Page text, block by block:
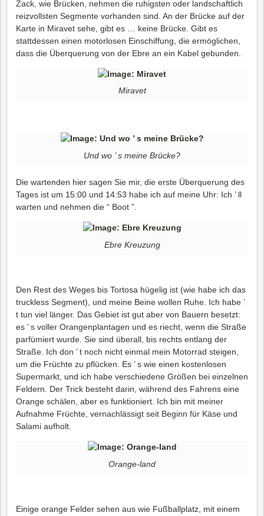
Zack, wie Brücken, nehmen die ruhigsten oder landschaftlich
reizvollsten Segmente vorhanden sind. An der Brücke auf der
Karte in Miravet sehe, gibt es … keine Brücke. Gibt es
stattdessen einen motorlosen Einschiffung, die ermöglichen,
dass die Überquerung von der Ebre an ein Kabel gebunden.
Miravet
Und wo ’ s meine Brücke?
Die wartenden hier sagen Sie mir, die erste Überquerung des
Tages ist um 15:00 und 14:53 habe ich auf meine Uhr: Ich ’ ll
warten und nehmen die “ Boot ”.
Ebre Kreuzung
Den Rest des Weges bis Tortosa hügelig ist (wie habe ich das
truckless Segment), und meine Beine wollen Ruhe. Ich habe ’
t tun viel länger. Das Gebiet ist gut aber von Bauern besetzt:
es ’ s voller Orangenplantagen und es riecht, wenn die Straße
parfümiert wurde. Sie sind überall, bis rechts entlang der
Straße. Ich don ’ t noch nicht einmal mein Motorrad steigen,
um die Früchte zu pflücken. Es ’ s wie einen kostenlosen
Supermarkt, und ich habe verschiedene Größen bei einzelnen
Feldern. Der Trick besteht darin, während des Fahrens eine
Orange schälen, aber es funktioniert. Ich bin mit meiner
Aufnahme Früchte, vernachlässigt seit Beginn für Käse und
Salami aufholt.
Orange-land
Einige orange Felder sehen aus wie Fußballplatz, mit einem